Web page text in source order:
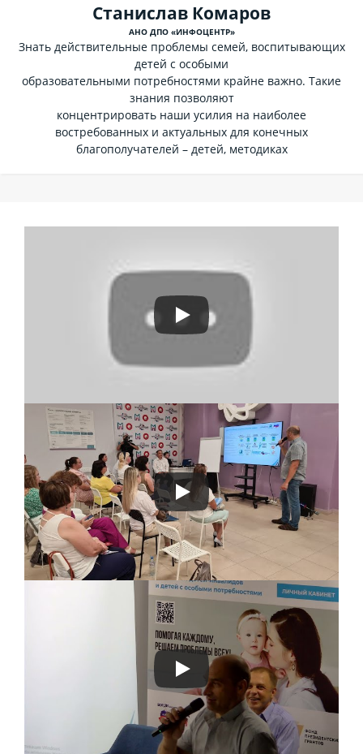
Станислав Комаров
АНО ДПО «ИНФОЦЕНТР»
Знать действительные проблемы семей, воспитывающих
детей с особыми
образовательными потребностями крайне важно. Такие
знания позволяют
концентрировать наши усилия на наиболее
востребованных и актуальных для конечных
благополучателей – детей, методиках